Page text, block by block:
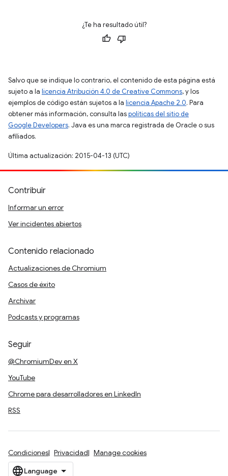
¿Te ha resultado útil?
Salvo que se indique lo contrario, el contenido de esta página está
sujeto a la licencia Atribución 4.0 de Creative Commons, y los
ejemplos de código están sujetos a la licencia Apache 2.0. Para
obtener más información, consulta laspolíticas del sitio de
Google Developers. Java es una marca registrada de Oracle o sus
afiliados.
Última actualización: 2015-04-13 (UTC)
Contribuir
Informar un error
Ver incidentes abiertos
Contenido relacionado
Actualizaciones de Chromium
Casos de éxito
Archivar
Podcasts y programas
Seguir
@ChromiumDev en X
YouTube
Chrome para desarrolladores en LinkedIn
RSS
Condiciones Privacidad Manage cookies